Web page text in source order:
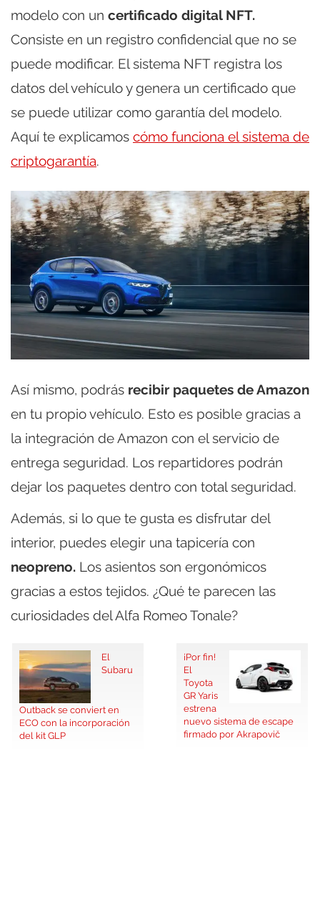
modelo con un certificado digital NFT.
Consiste en un registro confidencial que no se
puede modificar. El sistema NFT registra los
datos del vehículo y genera un certificado que
se puede utilizar como garantía del modelo.
Aquí te explicamos cómo funciona el sistema de
criptogarantía.
Así mismo, podrás recibir paquetes de Amazon
en tu propio vehículo. Esto es posible gracias a
la integración de Amazon con el servicio de
entrega seguridad. Los repartidores podrán
dejar los paquetes dentro con total seguridad.
Además, si lo que te gusta es disfrutar del
interior, puedes elegir una tapicería con
neopreno. Los asientos son ergonómicos
gracias a estos tejidos. ¿Qué te parecen las
curiosidades del Alfa Romeo Tonale?
El
Subaru
Outback se conviert en
ECO con la incorporación
del kit GLP
¡Por fin!
El
Toyota
GR Yaris
estrena
nuevo sistema de escape
firmado por Akrapovič